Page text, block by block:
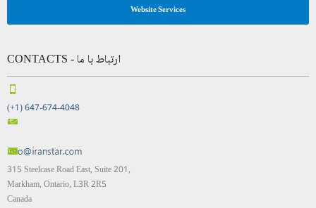
Website Services
CONTACTS - ارتباط با ما
(+1) 647-674-4048
315 Steelcase Road East, Suite 201,
Markham, Ontario, L3R 2R5
Canada